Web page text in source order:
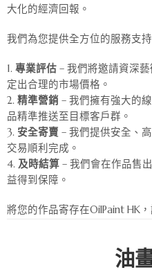
大化的經濟回報。
我們為您提供全方位的服務支持
專業評估 – 我們將邀請資深
定出合理的市場價格。
精準營銷 – 我們擁有強大的
品精準推送至目標客戶群。
安全寄賣 – 我們提供安全、
交易順利完成。
及時結算 – 我們會在作品售
益得到保障。
將您的作品寄存在OilPaint HK
油